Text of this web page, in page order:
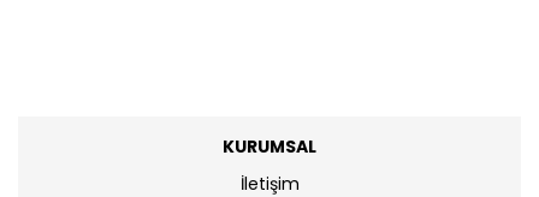
KURUMSAL
İletişim